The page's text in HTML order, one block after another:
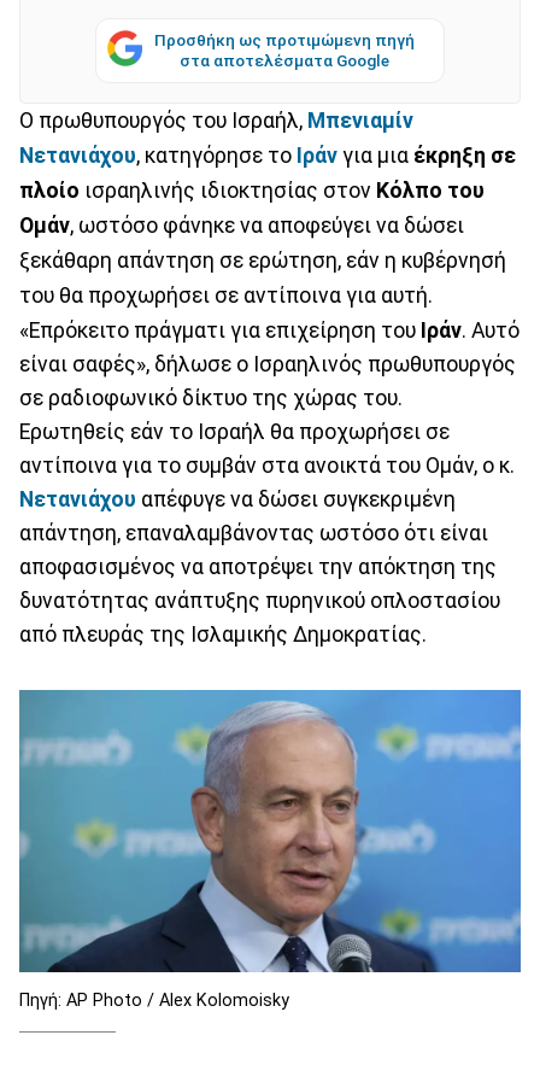
Προσθήκη ως προτιμώμενη πηγή
στα αποτελέσματα Google
Ο πρωθυπουργός του Ισραήλ, Μπενιαμίν
Νετανιάχου, κατηγόρησε το Ιράν για μια έκρηξη σε
πλοίο ισραηλινής ιδιοκτησίας στον Κόλπο του
Ομάν, ωστόσο φάνηκε να αποφεύγει να δώσει
ξεκάθαρη απάντηση σε ερώτηση, εάν η κυβέρνησή
του θα προχωρήσει σε αντίποινα για αυτή.
«Επρόκειτο πράγματι για επιχείρηση του Ιράν. Αυτό
είναι σαφές», δήλωσε ο Ισραηλινός πρωθυπουργός
σε ραδιοφωνικό δίκτυο της χώρας του.
Ερωτηθείς εάν το Ισραήλ θα προχωρήσει σε
αντίποινα για το συμβάν στα ανοικτά του Ομάν, ο κ.
Νετανιάχου απέφυγε να δώσει συγκεκριμένη
απάντηση, επαναλαμβάνοντας ωστόσο ότι είναι
αποφασισμένος να αποτρέψει την απόκτηση της
δυνατότητας ανάπτυξης πυρηνικού οπλοστασίου
από πλευράς της Ισλαμικής Δημοκρατίας.
Πηγή: AP Photo / Alex Kolomoisky